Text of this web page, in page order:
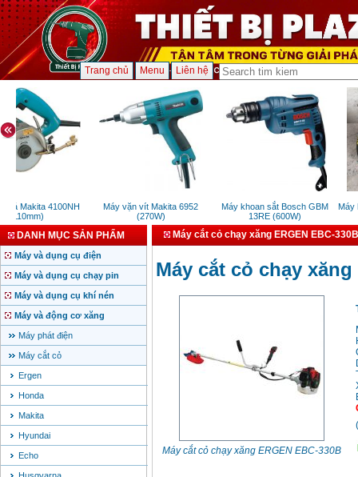
Trang chủ Menu Liên hệ
đá Makita 4100NH
(110mm)
Máy vặn vít Makita 6952
(270W)
Máy khoan sắt Bosch GBM
13RE (600W)
Máy
DANH MỤC SẢN PHẨM
Máy và dụng cụ điện
Máy và dụng cụ chạy pin
Máy và dụng cụ khí nén
Máy và động cơ xăng
Máy phát điện
Máy cắt cỏ
Ergen
Honda
Makita
Hyundai
Echo
Máy cắt cỏ chạy xăng ERGEN EBC-330B
Máy cắt cỏ chạy xăng
Máy cắt cỏ chạy xăng ERGEN EBC-330B
(